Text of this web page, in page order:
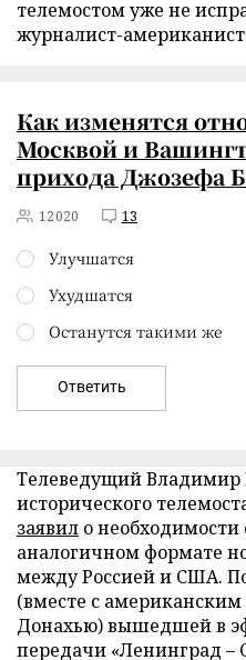
телемостом уже не
журналист-
Как изменятся
Москвой и
прихода Джозефа
12020 13
Улучшатся
Ухудшатся
Останутся такими же
Ответить
Телеведущий Владимир
исторического
заявил о необходимости
аналогичном формате
между Россией и США.
(вместе с
Донахью) вышедшей в
передачи «Ленинград –